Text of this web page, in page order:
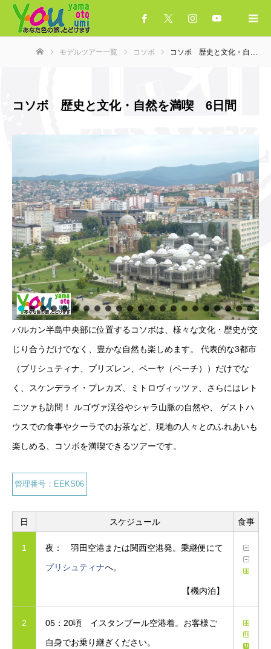
モデルツアー一覧 コソボ コソボ 歴史と文化・自然を満喫 6日間
コソボ 歴史と文化・自然を満喫 6日間
バルカン半島中央部に位置するコソボは、様々な文化・歴史が交
じり合うだけでなく、豊かな自然も楽しめます。 代表的な3都市
（プリシュティナ、プリズレン、ペーヤ（ペーチ））だけでな
く、スケンデライ・プレカズ、ミトロヴィッツァ、さらにはレト
ニツァも訪問！ ルゴヴァ渓谷やシャラ山脈の自然や、 ゲストハ
ウスでの食事やクーラでのお茶など、現地の人々とのふれあいも
楽しめる、コソボを満喫できるツアーです。
管理番号：EEKS06
日 スケジュール 食事
1
夜： 羽田空港または関西空港発。乗継便にて
プリシュティナへ。
【機内泊】
2
05：20頃 イスタンブール空港着。お客様ご
自身でお乗り継ぎください。